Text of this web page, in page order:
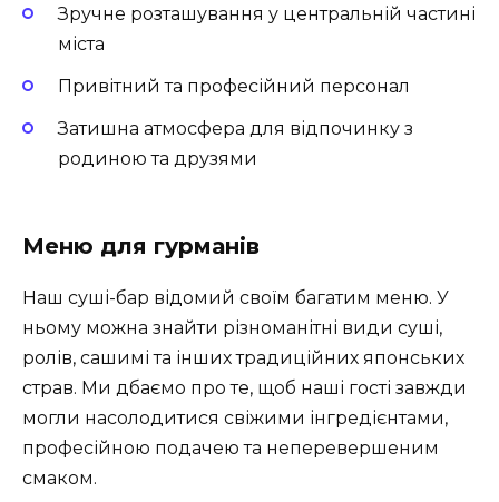
Зручне розташування у центральній частині
міста
Привітний та професійний персонал
Затишна атмосфера для відпочинку з
родиною та друзями
Меню для гурманів
Наш суші-бар відомий своїм багатим меню. У
ньому можна знайти різноманітні види суші,
ролів, сашимі та інших традиційних японських
страв. Ми дбаємо про те, щоб наші гості завжди
могли насолодитися свіжими інгредієнтами,
професійною подачею та неперевершеним
смаком.